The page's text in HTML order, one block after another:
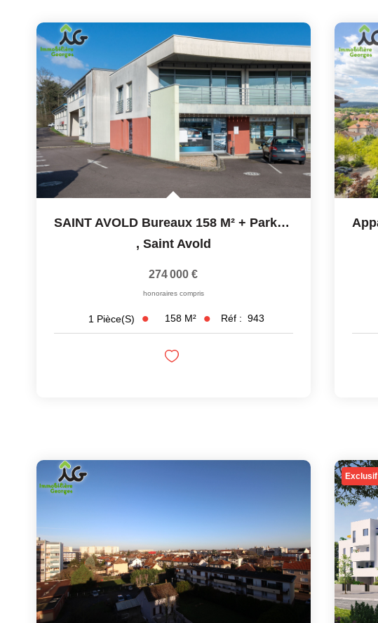
SAINT AVOLD Bureaux 158 M² + Parkings Extérieurs Avenue...
, Saint Avold
274 000 €
honoraires compris
1 Pièce(s) 158 M² Réf : 943
Exclusif